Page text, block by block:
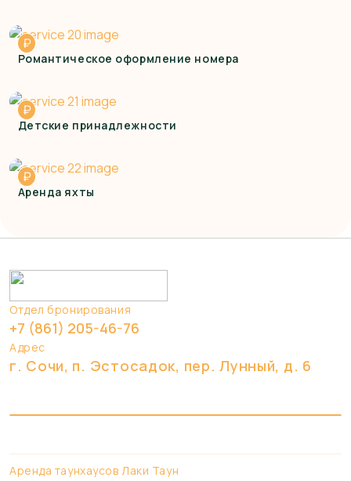
Романтическое оформление номера
₽
Детские принадлежности
₽
Аренда яхты
₽
Отдел бронирования
+7 (861) 205-46-76
Адрес
г. Сочи, п. Эстоcадок, пер. Лунный, д. 6
Аренда таунхаусов Лаки Таун